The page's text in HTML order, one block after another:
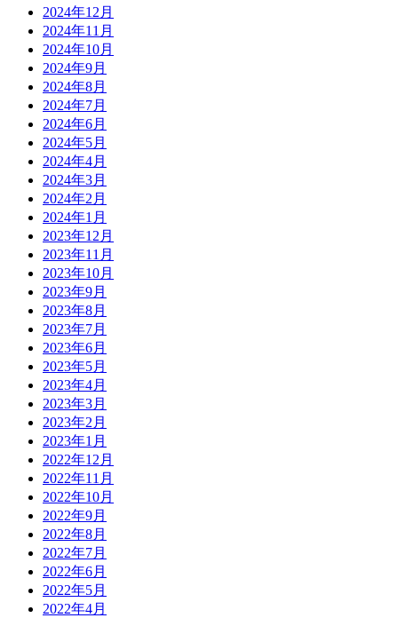
2024年12月
2024年11月
2024年10月
2024年9月
2024年8月
2024年7月
2024年6月
2024年5月
2024年4月
2024年3月
2024年2月
2024年1月
2023年12月
2023年11月
2023年10月
2023年9月
2023年8月
2023年7月
2023年6月
2023年5月
2023年4月
2023年3月
2023年2月
2023年1月
2022年12月
2022年11月
2022年10月
2022年9月
2022年8月
2022年7月
2022年6月
2022年5月
2022年4月